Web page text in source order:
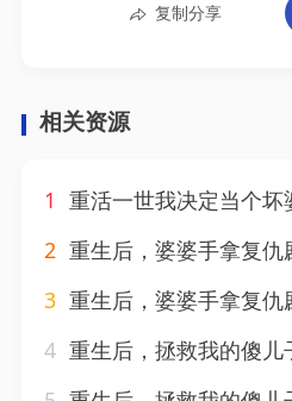
复制分享
相关资源
1 重活一世我决定当个坏婆婆
2 重生后，婆婆手拿复仇剧本＆重置人生：我的儿
3 重生后，婆婆手拿复仇剧本＆重置人生：我的儿
4 重生后，拯救我的傻